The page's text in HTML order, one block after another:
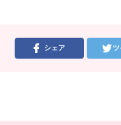
シェア ツ